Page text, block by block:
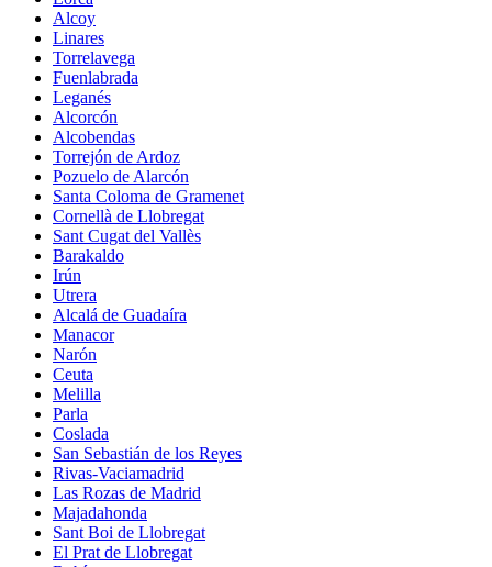
Alcoy
Linares
Torrelavega
Fuenlabrada
Leganés
Alcorcón
Alcobendas
Torrejón de Ardoz
Pozuelo de Alarcón
Santa Coloma de Gramenet
Cornellà de Llobregat
Sant Cugat del Vallès
Barakaldo
Irún
Utrera
Alcalá de Guadaíra
Manacor
Narón
Ceuta
Melilla
Parla
Coslada
San Sebastián de los Reyes
Rivas-Vaciamadrid
Las Rozas de Madrid
Majadahonda
Sant Boi de Llobregat
El Prat de Llobregat